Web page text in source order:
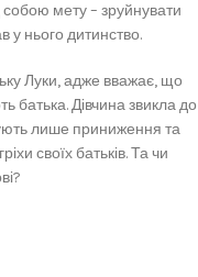
мету – зруйнувати
у нього дитинство.
Луки, адже вважає, що
батька. Дівчина звикла до
лише приниження та
своїх батьків. Та чи